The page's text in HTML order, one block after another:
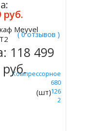
( 0 отзывов )
Компрессорное
1397 Х 595 Х 680
126
2
руб.
Meyvel
118 499
руб.
(шт)